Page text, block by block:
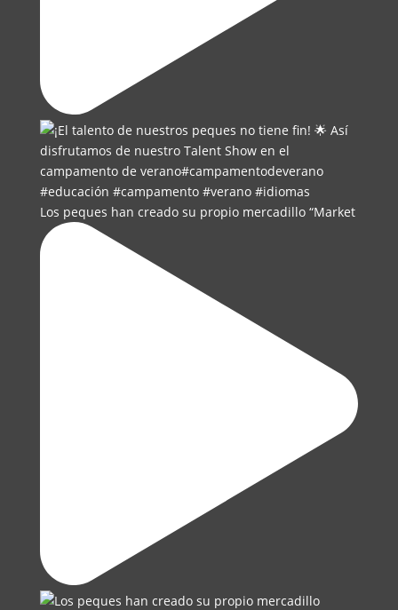
Los peques han creado su propio mercadillo “Market